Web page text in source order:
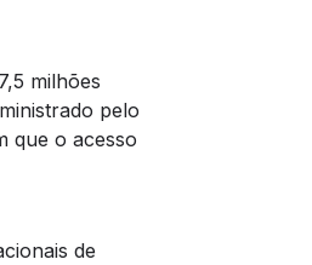
milhões
pelo
que o acesso
de